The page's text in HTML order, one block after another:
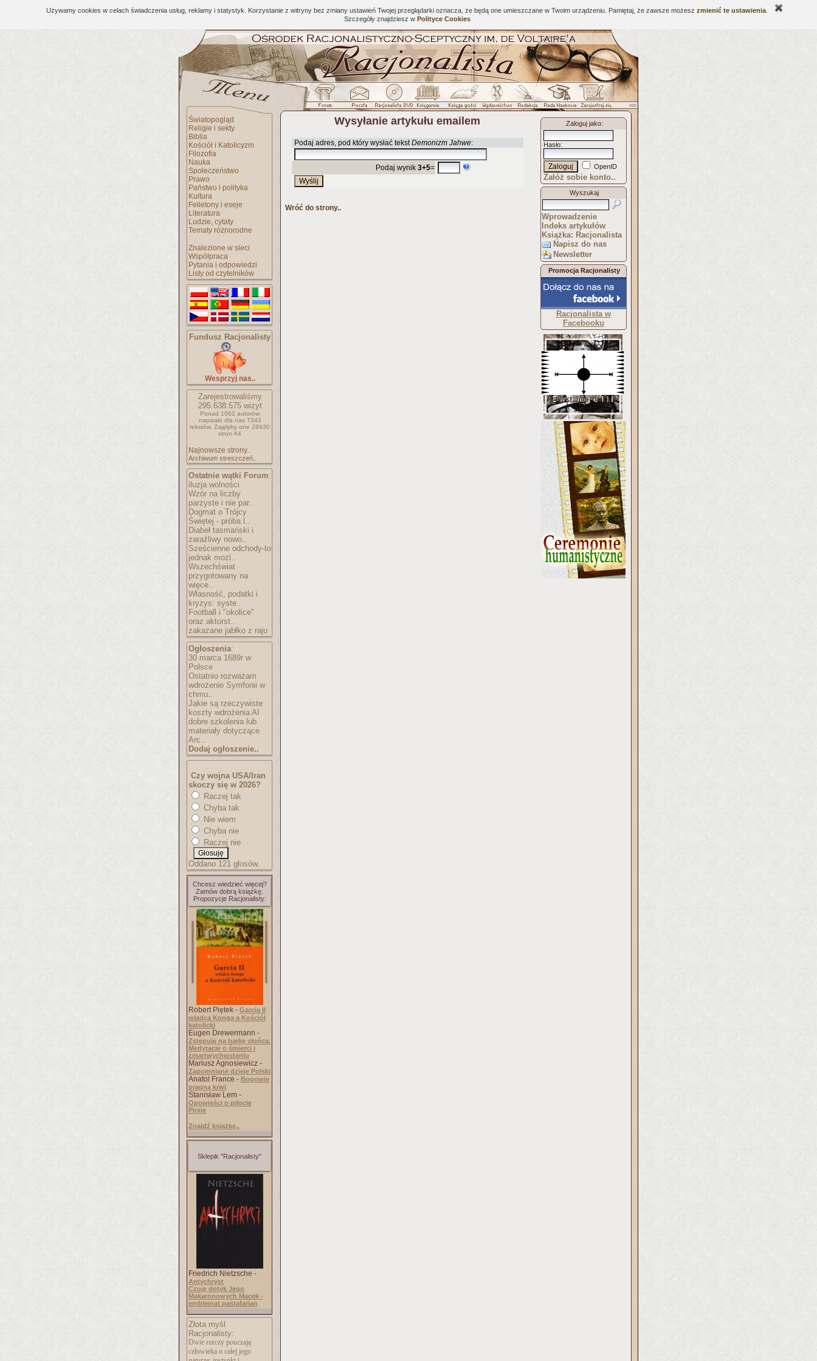
Używamy cookies w celach świadczenia usług, reklamy i statystyk. Korzystanie z witryny bez zmiany ustawień Twojej przeglądarki oznacza, że będą one umieszczane w Twoim urządzeniu. Pamiętaj, że zawsze możesz zmienić te ustawienia
Szczegóły znajdziesz w Polityce Cookies
Światopogląd
Religie i sekty
Biblia
Kościół i Katolicyzm
Filozofia
Nauka
Społeczeństwo
Prawo
Państwo i polityka
Kultura
Felietony i eseje
Literatura
Ludzie, cytaty
Tematy różnorodne
Znalezione w sieci
Współpraca
Pytania i odpowiedzi
Listy od czytelników
Fundusz Racjonalisty
Wesprzyj nas..
Zarejestrowaliśmy
295.638.575wizyt
Ponad 1062 autorów
napisało dla nas 7343
tekstów. Zajęłyby one 28930
stron A4
Najnowsze strony..
Archiwum streszczeń..
Ostatnie wątki Forum:
iluzja wolności
Wzór na liczby
parzyste i nie par..
Dogmat o Trójcy
Świętej - próba l..
Diabeł tasmański i
zaraźliwy nowo..
Sześcienne odchody-to
jednak możl..
Wszechświat
przygotowany na
więce..
Własność, podatki i
kryzys: syste..
Football i "okolice"
oraz aktorst..
zakazane jabłko z raju
Ogłoszenia:
30 marca 1689r w
Polsce
Ostatnio rozważam
wdrożenie Symfonii w
chmu..
Jakie są rzeczywiste
koszty wdrożenia AI
dobre szkolenia lub
materiały dotyczące
Arc..
Dodaj ogłoszenie..
Czy wojna USA/Iran
skoczy się w 2026?
Raczej tak
Chyba tak
Nie wiem
Chyba nie
Raczej nie
Oddano 121 głosów.
Chcesz wiedzieć więcej?
Zamów dobrą książkę.
Propozycje Racjonalisty:
Robert Piętek - Garcia II
władca Konga a Kościół
katolicki
Eugen Drewermann -
Zstępuję na barkę słońca.
Medytacje o śmierci i
zmartwychwstaniu
Mariusz Agnosiewicz -
Zapomniane dzieje Polski
Anatol France - Bogowie
pragną krwi
Stanisław Lem -
Opowieści o pilocie
Pirxie
Znajdź książkę..
Sklepik "Racjonalisty"
Friedrich Nietzsche -
Antychryst
Czuję dotyk Jego
Makaronowych Macek -
emblemat pastafarian
Złota myśl
Racjonalisty:
Dwie rzeczy pouczają
człowieka o całej jego
Wysyłanie artykułu emailem
Podaj adres, pod który wysłać tekstDemonizm Jahwe:
Podaj wynik 3+5=
Wróć do strony..
Zaloguj jako:
Hasło:
OpenID
Załóż sobie konto..
Wyszukaj
Wprowadzenie
Indeks artykułów
Książka: Racjonalista
Napisz do nas
Newsletter
Promocja Racjonalisty
Racjonalista w
Facebooku